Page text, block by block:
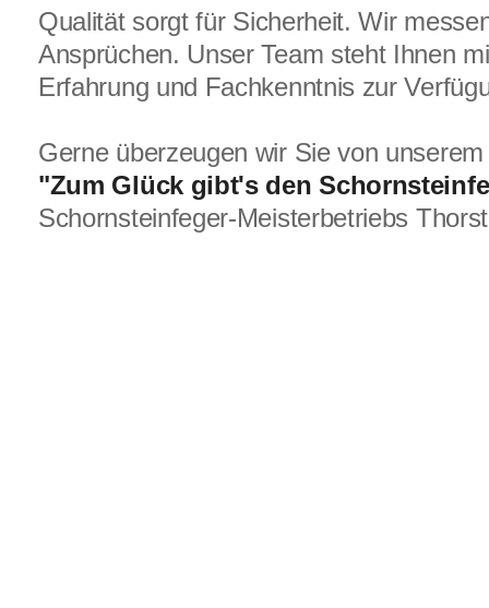
Qualität sorgt für Sicherheit. Wir
Ansprüchen. Unser Team steht Ihnen
Erfahrung und Fachkenntnis zur
Gerne überzeugen wir Sie von
"Zum Glück gibt's den
Schornsteinfeger-Meisterbetriebs